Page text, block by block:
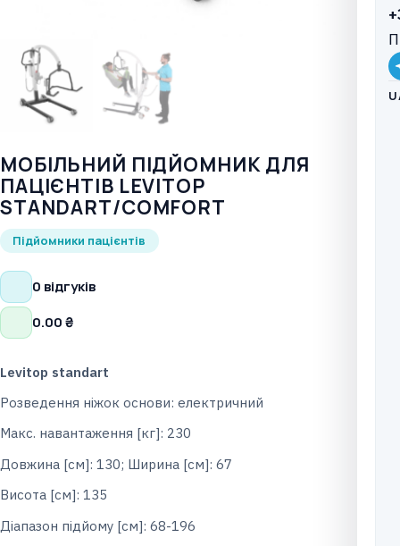
МОБІЛЬНИЙ ПІДЙОМНИК ДЛЯ
ПАЦІЄНТІВ LEVITOP
STANDART/COMFORT
Підйомники пацієнтів
0 відгуків
0.00₴
Levitop standart
Розведення ніжок основи: електричний
Макс. навантаження [кг]: 230
Довжина [см]: 130; Ширина [см]: 67
Висота [см]: 135
Діапазон підйому [см]: 68-196